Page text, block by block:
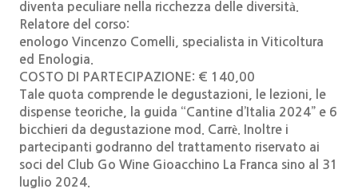
diventa peculiare nella ricchezza delle diversità.
Relatore del corso:
enologo Vincenzo Comelli, specialista in Viticoltura
ed Enologia.
COSTO DI PARTECIPAZIONE: € 140,00
Tale quota comprende le degustazioni, le lezioni, le
dispense teoriche, la guida “Cantine d’Italia 2024” e 6
bicchieri da degustazione mod. Carrè. Inoltre i
partecipanti godranno del trattamento riservato ai
soci del Club Go Wine Gioacchino La Franca sino al 31
luglio 2024.